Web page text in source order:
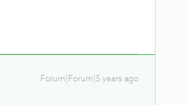
Forum|Forum|5 years ago